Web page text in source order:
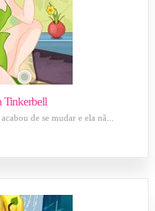
Tinkerbell
de se mudar e ela nã...